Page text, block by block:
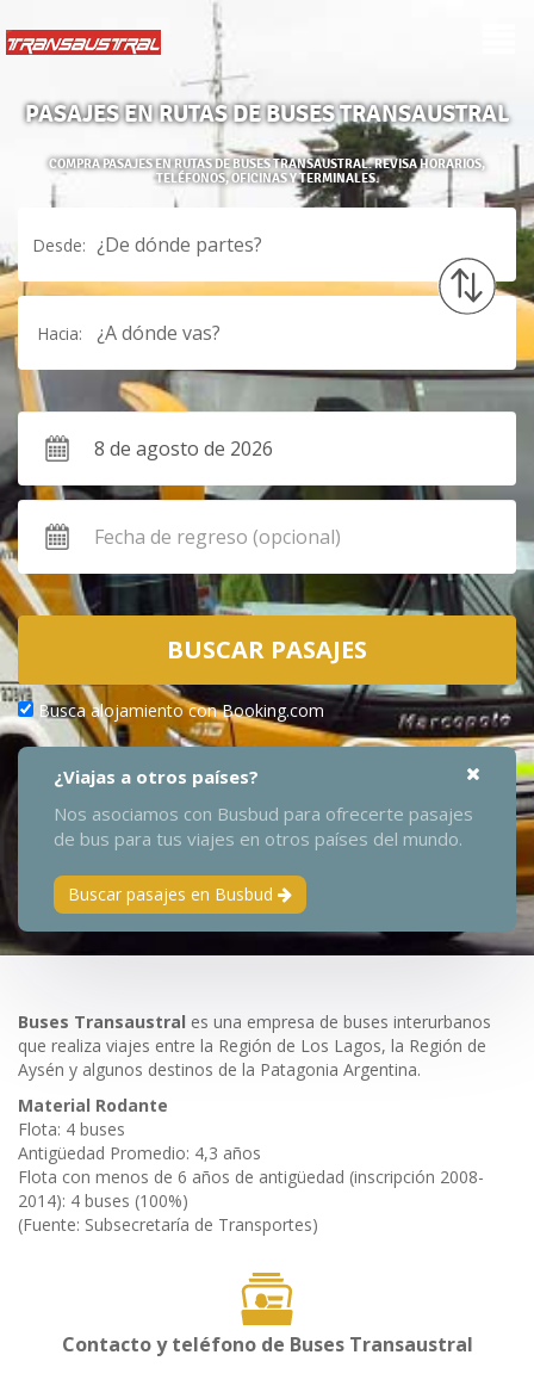
PASAJES EN RUTAS DE BUSES TRANSAUSTRAL
COMPRA PASAJES EN RUTAS DE BUSES TRANSAUSTRAL. REVISA HORARIOS,
TELÉFONOS, OFICINAS Y TERMINALES.
Desde: ¿De dónde partes?
Hacia: ¿A dónde vas?
BUSCAR PASAJES
Busca alojamiento con Booking.com
¿Viajas a otros países?
Nos asociamos con Busbud para ofrecerte pasajes
de bus para tus viajes en otros países del mundo.
Buscar pasajes en Busbud
Buses Transaustral es una empresa de buses interurbanos
que realiza viajes entre la Región de Los Lagos, la Región de
Aysén y algunos destinos de la Patagonia Argentina.
Material Rodante
Flota: 4 buses
Antigüedad Promedio: 4,3 años
Flota con menos de 6 años de antigüedad (inscripción 2008-
2014): 4 buses (100%)
(Fuente: Subsecretaría de Transportes)
Contacto y teléfono de Buses Transaustral